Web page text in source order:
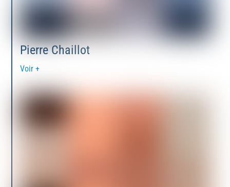
Pierre Chaillot
Voir +